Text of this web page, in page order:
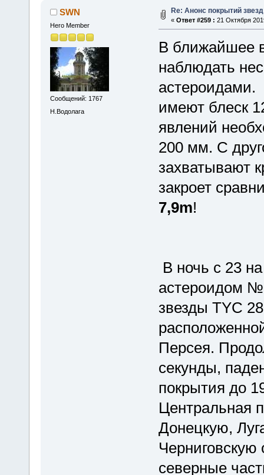
SWN
Hero Member
Сообщений: 1767
Н.Водолага
Re: Анонс покрытий
« Ответ #259 : 21 Октября
В ближайшее
наблюдать
астероидами.
имеют блеск
явлений
200 мм. С
захватывают
закроет
7,9m!
В ночь с 23
астероидом
звезды TYC
Персея.
секунды,
покрытия до
Центральная
Донецкую,
северные